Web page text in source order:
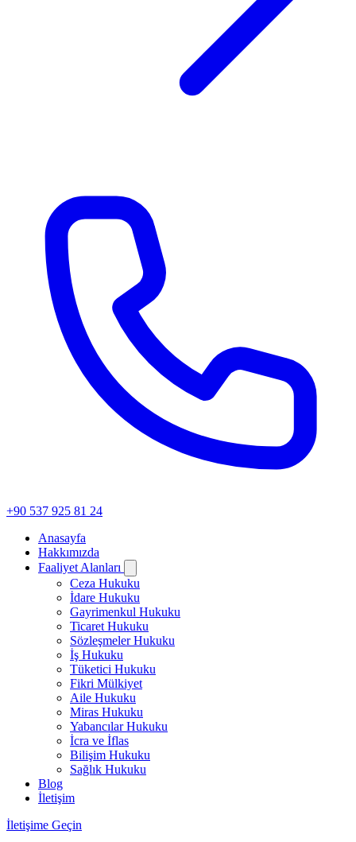
+90 537 925 81 24
Anasayfa
Hakkımızda
Faaliyet Alanları
Ceza Hukuku
İdare Hukuku
Gayrimenkul Hukuku
Ticaret Hukuku
Sözleşmeler Hukuku
İş Hukuku
Tüketici Hukuku
Fikri Mülkiyet
Aile Hukuku
Miras Hukuku
Yabancılar Hukuku
İcra ve İflas
Bilişim Hukuku
Sağlık Hukuku
Blog
İletişim
İletişime Geçin